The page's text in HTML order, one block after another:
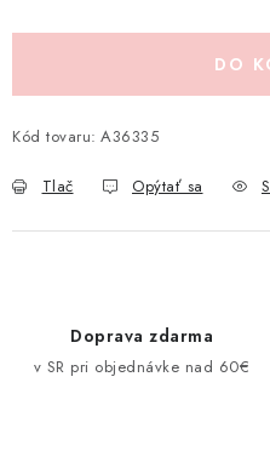
DO
Kód tovaru: A36335
Tlač Opýtať sa
Doprava zdarma
v SR pri objednávke nad 60€